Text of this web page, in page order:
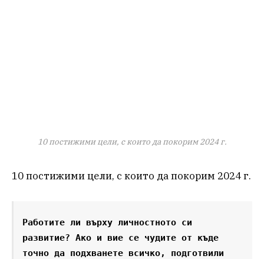
10 постижими цели, с които да покорим 2024 г.
10 постижими цели, с които да покорим 2024 г.
Работите ли върху личностното си
развитие? Ако и вие се чудите от къде
точно да подхванете всичко, подготвили